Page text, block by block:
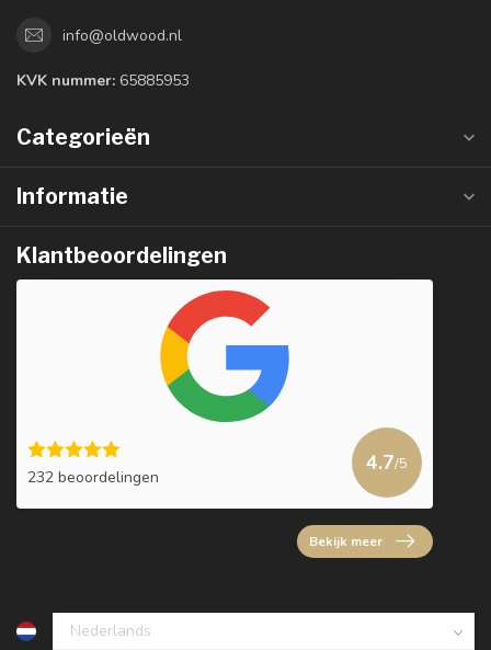
info@oldwood.nl
KVK nummer: 65885953
Categorieën
Informatie
Klantbeoordelingen
232 beoordelingen
4.7/5
Bekijk meer